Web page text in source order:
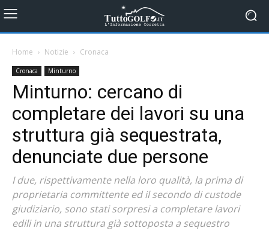
Home Notizie Cronaca
Cronaca Minturno
Minturno: cercano di
completare dei lavori su una
struttura già sequestrata,
denunciate due persone
I due, rispettivamente nella loro qualità, la prima di
proprietaria committente ed il secondo di custode
giudiziario, sono stati sorpresi a completare lavori
edili in una struttura già sottoposta a sequestro